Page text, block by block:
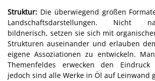
Struktur: Die überwiegend großen
Landschaftsdarstellungen. Nicht
bildnerisch, setzen sie sich mit
Strukturen auseinander und erlauben
eigene Assoziationen zu entwickeln.
Themenfeldes erwecken den Eindruck
jedoch sind alle Werke in Öl auf Leinwand